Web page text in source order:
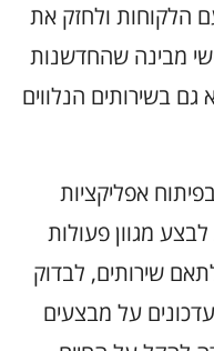
הלקוחות ולחזק את
מבינה שהחדשנות
בשירותים הנלווים
אפליקציות
מגוון פעולות
שירותים, לבדוק
על מבצעים